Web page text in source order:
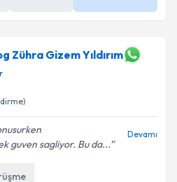
Zühra Gizem Yıldırım
guven sagliyor. Bu da...